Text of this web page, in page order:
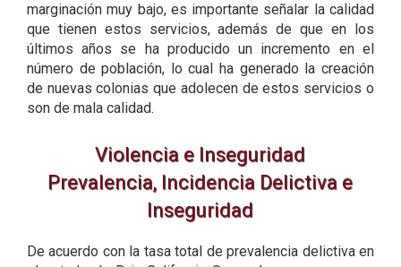
marginación muy bajo, es importante señalar la calidad
que tienen estos servicios, además de que en los
últimos años se ha producido un incremento en el
número de población, lo cual ha generado la creación
de nuevas colonias que adolecen de estos servicios o
son de mala calidad.
Violencia e Inseguridad
Prevalencia, Incidencia Delictiva e
Inseguridad
De acuerdo con la tasa total de prevalencia delictiva en